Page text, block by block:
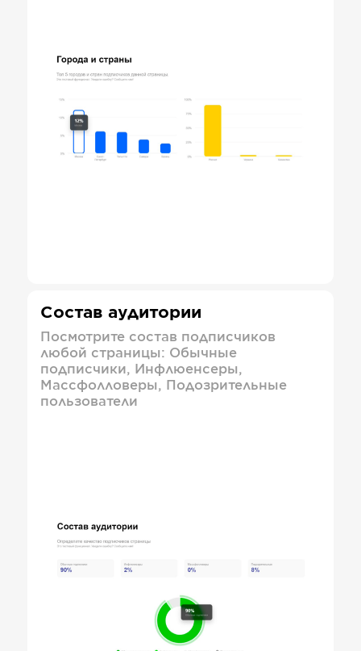
Состав аудитории
Посмотрите состав подписчиков
любой страницы: Обычные
подписчики, Инфлюенсеры,
Массфолловеры, Подозрительные
пользователи